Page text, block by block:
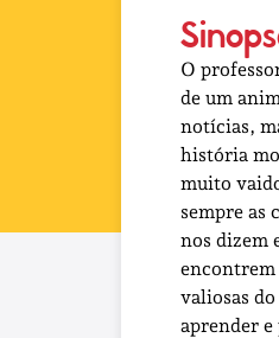
O
de um
notícias,
história
muito
sempre as
nos dizem
encontrem
valiosas
aprender